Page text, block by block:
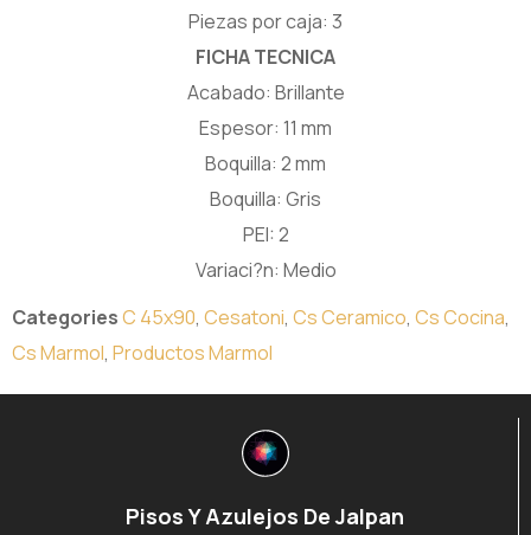
Piezas por caja: 3
FICHA TECNICA
Acabado: Brillante
Espesor: 11 mm
Boquilla: 2 mm
Boquilla: Gris
PEI: 2
Variaci?n: Medio
CategoriesC 45x90, Cesatoni, Cs Ceramico, Cs Cocina,
Cs Marmol, Productos Marmol
Pisos Y Azulejos De Jalpan